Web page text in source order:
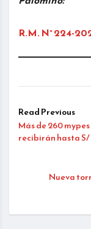
R.M. N° 224-
Read Previous
Más de 260
recibirán hasta
Nueva